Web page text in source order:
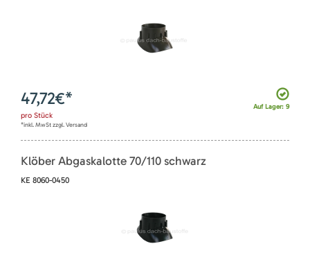
Auf Lager: 9
47,72€*
pro Stück
*inkl. MwSt zzgl. Versand
Klöber Abgaskalotte 70/110 schwarz
KE 8060-0450